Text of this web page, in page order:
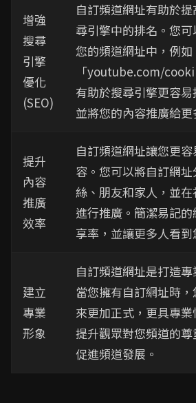
增強
搜尋
引擎
優化
(SEO)
自訂頻道網址有助於
尋引擎中的排名。您
您的頻道網址中，例如
「youtube.com/
有助於搜尋引擎更容易
並將您的內容推廣給更
提升
內容
推廣
效率
自訂頻道網址讓您更
容。您可以將自訂網
絲、朋友和家人，並
進行推廣。簡潔易記
享率，並讓更多人看到
建立
專業
形象
自訂頻道網址是打造專
當您擁有自訂網址時
來更加正式，更具專
提升觀眾對您頻道的
促進頻道發展。